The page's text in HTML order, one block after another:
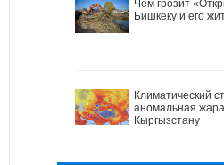
Чем грозит
Бишкеку и его
Климатический
аномальная
Кыргызстану